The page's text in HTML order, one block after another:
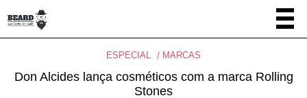
ESPECIAL MARCAS
Don Alcides lança cosméticos com a marca Rolling
Stones